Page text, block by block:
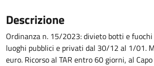
Descrizione
Ordinanza n. 15/2023: divieto botti e
luoghi pubblici e privati dal 30/12 al 1/01.
euro. Ricorso al TAR entro 60 giorni, al